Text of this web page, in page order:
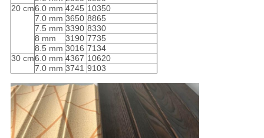
20 cm6.0 mm 4245 10350
7.0 mm 3650 8865
7.5 mm 3390 8330
8 mm
3190 7735
8.5 mm 3016 7134
30 cm6.0 mm 4367 10620
7.0 mm 3741 9103